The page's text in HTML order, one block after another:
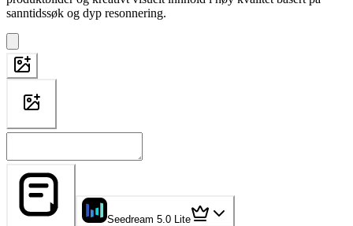
sanntidssøk og dyp resonnering.
Seedream 5.0 Lite